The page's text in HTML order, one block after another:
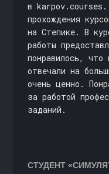
в karpov.courses.
прохождения
на Степике. В
работы
понравилось, что
отвечали на
очень ценно.
за работой
заданий.
СТУДЕНТ